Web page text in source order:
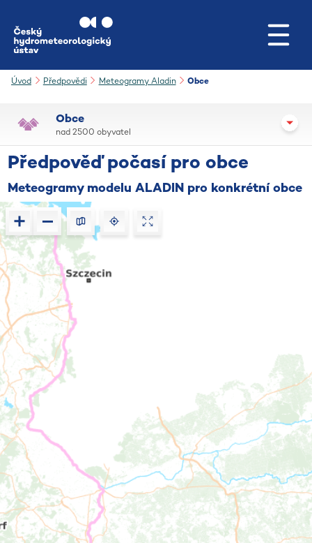
Úvod Předpovědi Meteogramy Aladin Obce
Obce
nad 2500 obyvatel
Předpověď počasí pro obce
Meteogramy modelu ALADIN pro konkrétní obce